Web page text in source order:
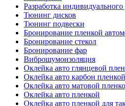
Разработка индивидуального
Тюнинг дисков
Тюнинг подвески
Бронирование пленкой
Бронирование стекол
Бронирование фар
Виброшумоизоляция
Оклейка авто глянцевой
Оклейка авто карбон пленкой
Оклейка авто матовой
Оклейка авто пленкой
Оклейка авто пленкой для